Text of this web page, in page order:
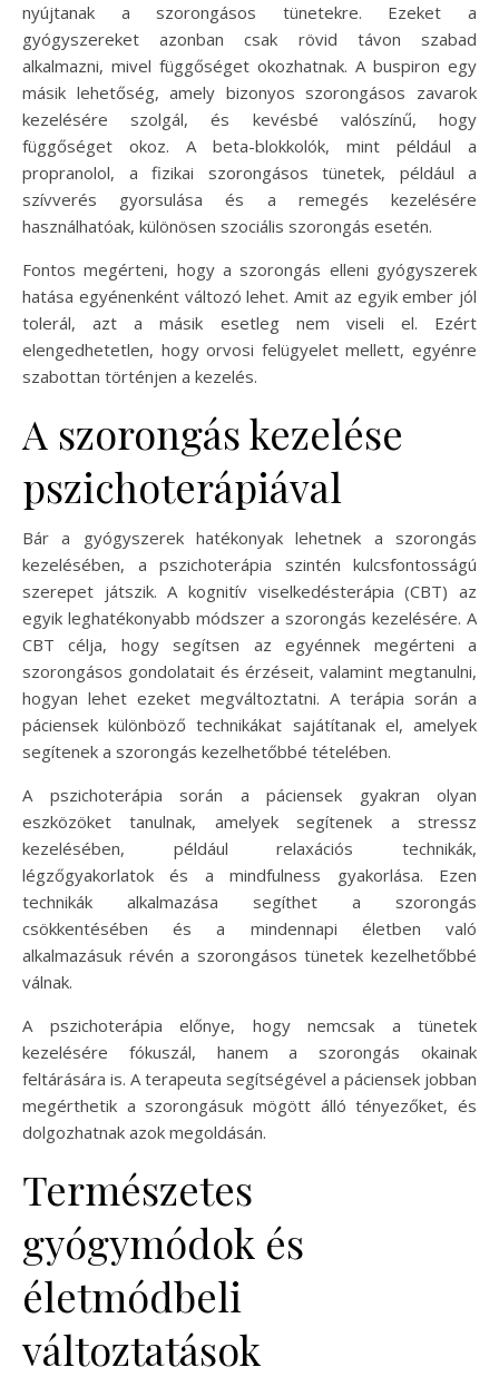
nyújtanak a szorongásos tünetekre. Ezeket a
gyógyszereket azonban csak rövid távon szabad
alkalmazni, mivel függőséget okozhatnak. A buspiron egy
másik lehetőség, amely bizonyos szorongásos zavarok
kezelésére szolgál, és kevésbé valószínű, hogy
függőséget okoz. A beta-blokkolók, mint például a
propranolol, a fizikai szorongásos tünetek, például a
szívverés gyorsulása és a remegés kezelésére
használhatóak, különösen szociális szorongás esetén.
Fontos megérteni, hogy a szorongás elleni gyógyszerek
hatása egyénenként változó lehet. Amit az egyik ember jól
tolerál, azt a másik esetleg nem viseli el. Ezért
elengedhetetlen, hogy orvosi felügyelet mellett, egyénre
szabottan történjen a kezelés.
A szorongás kezelése
pszichoterápiával
Bár a gyógyszerek hatékonyak lehetnek a szorongás
kezelésében, a pszichoterápia szintén kulcsfontosságú
szerepet játszik. A kognitív viselkedésterápia (CBT) az
egyik leghatékonyabb módszer a szorongás kezelésére. A
CBT célja, hogy segítsen az egyénnek megérteni a
szorongásos gondolatait és érzéseit, valamint megtanulni,
hogyan lehet ezeket megváltoztatni. A terápia során a
páciensek különböző technikákat sajátítanak el, amelyek
segítenek a szorongás kezelhetőbbé tételében.
A pszichoterápia során a páciensek gyakran olyan
eszközöket tanulnak, amelyek segítenek a stressz
kezelésében, például relaxációs technikák,
légzőgyakorlatok és a mindfulness gyakorlása. Ezen
technikák alkalmazása segíthet a szorongás
csökkentésében és a mindennapi életben való
alkalmazásuk révén a szorongásos tünetek kezelhetőbbé
válnak.
A pszichoterápia előnye, hogy nemcsak a tünetek
kezelésére fókuszál, hanem a szorongás okainak
feltárására is. A terapeuta segítségével a páciensek jobban
megérthetik a szorongásuk mögött álló tényezőket, és
dolgozhatnak azok megoldásán.
Természetes
gyógymódok és
életmódbeli
változtatások